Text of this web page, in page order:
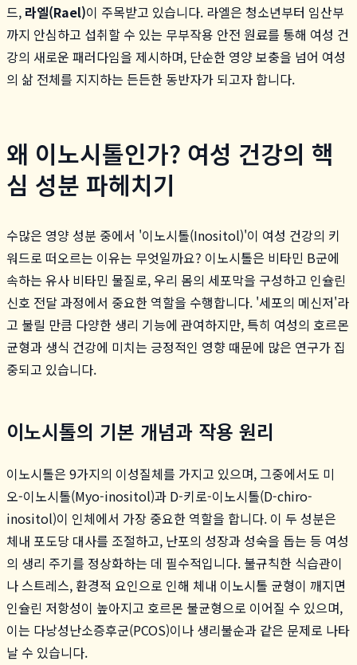
드, 라엘(Rael)이 주목받고 있습니다. 라엘은 청소년부터 임산부
까지 안심하고 섭취할 수 있는 무부작용 안전 원료를 통해 여성 건
강의 새로운 패러다임을 제시하며, 단순한 영양 보충을 넘어 여성
의 삶 전체를 지지하는 든든한 동반자가 되고자 합니다.
왜 이노시톨인가? 여성 건강의 핵
심 성분 파헤치기
수많은 영양 성분 중에서 '이노시톨(Inositol)'이 여성 건강의 키
워드로 떠오르는 이유는 무엇일까요? 이노시톨은 비타민 B군에
속하는 유사 비타민 물질로, 우리 몸의 세포막을 구성하고 인슐린
신호 전달 과정에서 중요한 역할을 수행합니다. '세포의 메신저'라
고 불릴 만큼 다양한 생리 기능에 관여하지만, 특히 여성의 호르몬
균형과 생식 건강에 미치는 긍정적인 영향 때문에 많은 연구가 집
중되고 있습니다.
이노시톨의 기본 개념과 작용 원리
이노시톨은 9가지의 이성질체를 가지고 있으며, 그중에서도 미
오-이노시톨(Myo-inositol)과 D-키로-이노시톨(D-chiro-
inositol)이 인체에서 가장 중요한 역할을 합니다. 이 두 성분은
체내 포도당 대사를 조절하고, 난포의 성장과 성숙을 돕는 등 여성
의 생리 주기를 정상화하는 데 필수적입니다. 불규칙한 식습관이
나 스트레스, 환경적 요인으로 인해 체내 이노시톨 균형이 깨지면
인슐린 저항성이 높아지고 호르몬 불균형으로 이어질 수 있으며,
이는 다낭성난소증후군(PCOS)이나 생리불순과 같은 문제로 나타
날 수 있습니다.